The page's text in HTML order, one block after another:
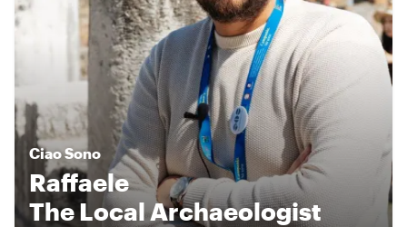
CiaoSono
Raffaele
The Local Archaeologist